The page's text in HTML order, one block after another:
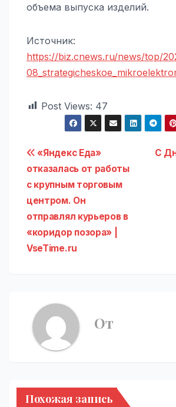
объема выпуска изделий.
Источник:
https://biz.cnews.ru/news/top/
Post Views: 47
Навигация
по
записям
С
«Яндекс Еда»
отказалась от работы
с крупным торговым
центром. Он
отправлял курьеров в
«коридор позора» |
VseTime.ru
От
Похожая запись